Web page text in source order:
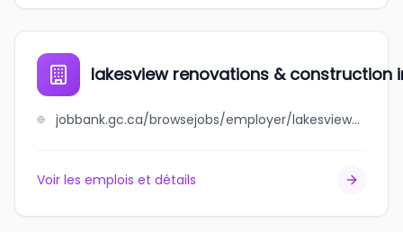
lakesview renovations & construction
jobbank.gc.ca/browsejobs/employer/lakesview+renovations+%26+construction+inc./ca
Voir les emplois et détails